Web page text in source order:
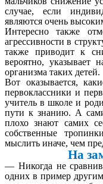
случае, если
являются очень
Интересно также
агрессивности в
также приводит к
вероятно, указывает
организма таких детей.
Вот оказывается,
первоклассники и
учитель в школе и
пути к знанию. А
плохо знают самих
собственные
мыслить иначе, чем
На
— Никогда не
одних в пример